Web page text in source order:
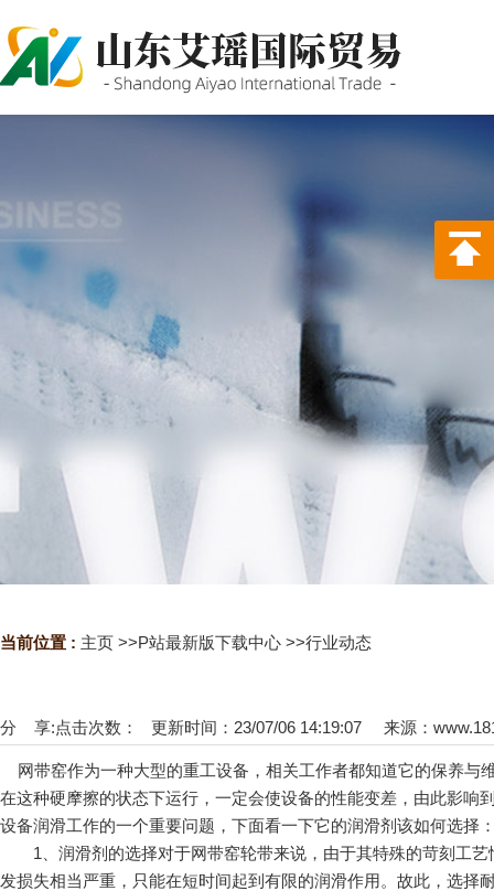
PROBURN手机网页版,P站最新
版下载,PORNHUB免登录版APP
下载
当前位置 : 主页 >>P站最新版下载中心 >>行业动态
点击次数： 更新时间：23/07/06 14:19:07 来源：
分 享:
网带窑作为一种大型的重工设备，相关工作者都知道它的保养与
在这种硬摩擦的状态下运行，一定会使设备的性能变差，由此影
设备润滑工作的一个重要问题，下面看一下它的润滑剂该如何选择
1、润滑剂的选择对于网带窑轮带来说，由于其特殊的苛刻工艺
发损失相当严重，只能在短时间起到有限的润滑作用。故此，选择